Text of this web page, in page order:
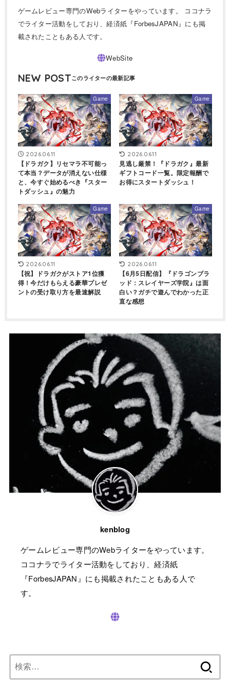
ゲームレビュー専門のWebライターをやっています。 ココナラ
でライター活動をしており、経済紙『ForbesJAPAN』にも掲
載されたこともある人です。
NEW POST
Game
2026.06.11
【ドラガク】リセマラ不可能っ
て本当？データが消えない仕様
と、今すぐ始めるべき『スター
トダッシュ』の魅力
Game
2026.06.11
見逃し厳禁！『ドラガク』最新
ギフトコード一覧。限定報酬で
お得にスタートダッシュ！
Game
2026.06.11
【祝】ドラガクがストア1位獲
得！今だけもらえる豪華プレゼ
ントの受け取り方を最速解説
Game
2026.06.11
【6月5日配信】『ドラゴンブラ
ッド：スレイヤーズ学院』は面
白い？ガチで遊んでわかった正
直な感想
kenblog
ゲームレビュー専門のWebライターをやっています。
ココナラでライター活動をしており、経済紙
『ForbesJAPAN』にも掲載されたこともある人で
す。
索: